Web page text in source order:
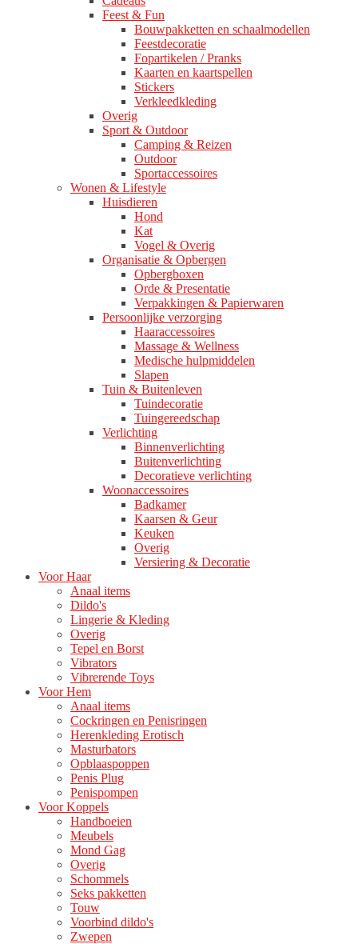
Feest & Fun
Bouwpakketten en schaalmodellen
Feestdecoratie
Fopartikelen / Pranks
Kaarten en kaartspellen
Stickers
Verkleedkleding
Overig
Sport & Outdoor
Camping & Reizen
Outdoor
Sportaccessoires
Wonen & Lifestyle
Huisdieren
Hond
Kat
Vogel & Overig
Organisatie & Opbergen
Opbergboxen
Orde & Presentatie
Verpakkingen & Papierwaren
Persoonlijke verzorging
Haaraccessoires
Massage & Wellness
Medische hulpmiddelen
Slapen
Tuin & Buitenleven
Tuindecoratie
Tuingereedschap
Verlichting
Binnenverlichting
Buitenverlichting
Decoratieve verlichting
Woonaccessoires
Badkamer
Kaarsen & Geur
Keuken
Overig
Versiering & Decoratie
Voor Haar
Anaal items
Dildo's
Lingerie & Kleding
Overig
Tepel en Borst
Vibrators
Vibrerende Toys
Voor Hem
Anaal items
Cockringen en Penisringen
Herenkleding Erotisch
Masturbators
Opblaaspoppen
Penis Plug
Penispompen
Voor Koppels
Handboeien
Meubels
Mond Gag
Overig
Schommels
Seks pakketten
Touw
Voorbind dildo's
Zwepen